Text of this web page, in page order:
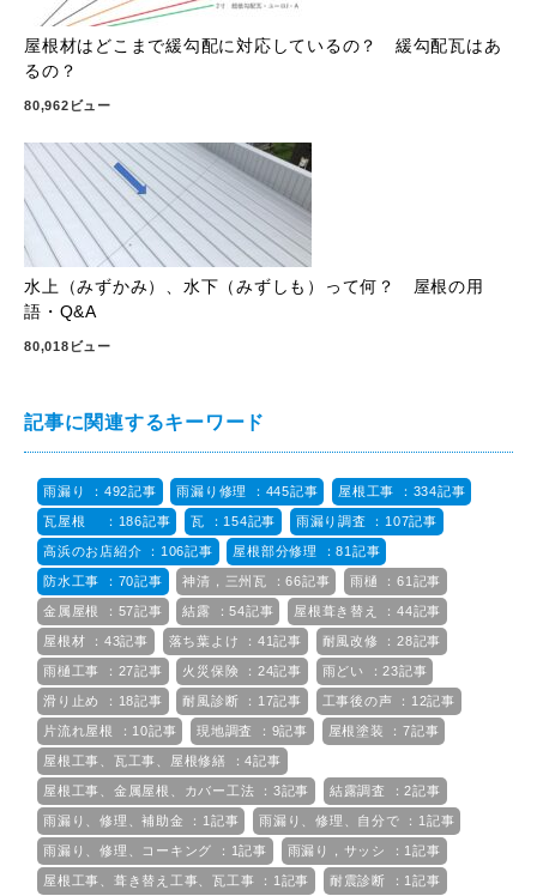
屋根材はどこまで緩勾配に対応しているの？ 緩勾配瓦はあ
るの？
80,962ビュー
水上（みずかみ）、水下（みずしも）って何？ 屋根の用
語・Q&A
80,018ビュー
記事に関連するキーワード
雨漏り ：492記事 雨漏り修理 ：445記事 屋根工事 ：334記事
瓦屋根 ：186記事 瓦 ：154記事 雨漏り調査 ：107記事
高浜のお店紹介 ：106記事 屋根部分修理 ：81記事
防水工事 ：70記事 神清，三州瓦 ：66記事 雨樋 ：61記事
金属屋根 ：57記事 結露 ：54記事 屋根葺き替え ：44記事
屋根材 ：43記事 落ち葉よけ ：41記事 耐風改修 ：28記事
雨樋工事 ：27記事 火災保険 ：24記事 雨どい ：23記事
滑り止め ：18記事 耐風診断 ：17記事 工事後の声 ：12記事
片流れ屋根 ：10記事 現地調査 ：9記事 屋根塗装 ：7記事
屋根工事、瓦工事、屋根修繕 ：4記事
屋根工事、金属屋根、カバー工法 ：3記事 結露調査 ：2記事
雨漏り、修理、補助金 ：1記事 雨漏り、修理、自分で ：1記事
雨漏り、修理、コーキング ：1記事 雨漏り，サッシ ：1記事
屋根工事、葺き替え工事、瓦工事 ：1記事 耐震診断 ：1記事